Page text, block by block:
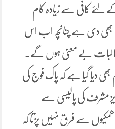
کے لئے کافی سے زیادہ کام
بھی دی ہے چنانچہ اب اس
بے معنی ہوں گے۔
بھی دیا گیا ہے کہ پاک فوج کی
پہلے پرویز مشرف کی پالیسی سے
سے فرق نہیں پڑتا کہ